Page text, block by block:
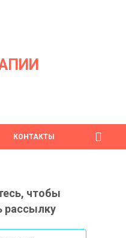
КОНТАКТЫ
чтобы
рассылку